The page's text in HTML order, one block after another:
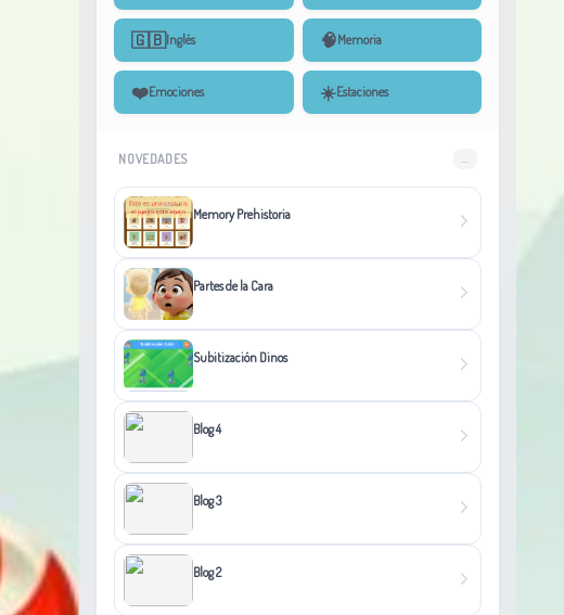
🇬🇧Inglés 🧠Memoria
❤️Emociones ☀️Estaciones
NOVEDADES
Memory Prehistoria
Partes de la Cara
Subitización Dinos
Blog 4
Blog 3
Blog 2